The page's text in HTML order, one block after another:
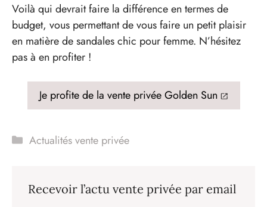
Voilà qui devrait faire la différence en termes de
budget, vous permettant de vous faire un petit plaisir
en matière de sandales chic pour femme. N’hésitez
pas à en profiter !
Je profite de la vente privée Golden Sun
Catégories
Actualités vente privée
Recevoir l’actu vente privée par email